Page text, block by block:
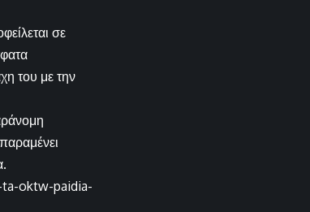
σε
του με την
oktw-paidia-